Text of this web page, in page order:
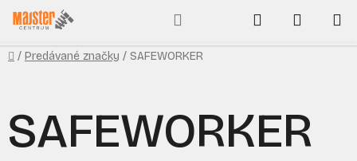
Prejsť
na
obsah
Hľadať
KOŠÍK
Domov
/ Predávané značky / SAFEWORKER
SAFEWORKER